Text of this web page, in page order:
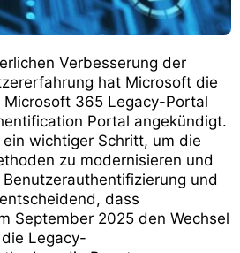
Verbesserung der
hat Microsoft die
365 Legacy-Portal
Portal angekündigt.
wichtiger Schritt, um die
zu modernisieren und
und
dass
September 2025 den Wechsel
Legacy-